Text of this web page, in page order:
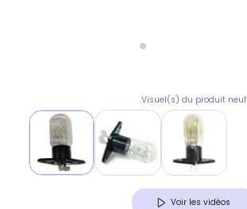
Visuel(s) du produit neuf
Voir les vidéos